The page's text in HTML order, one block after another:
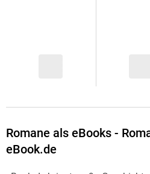
Romane als eBooks -
eBook.de